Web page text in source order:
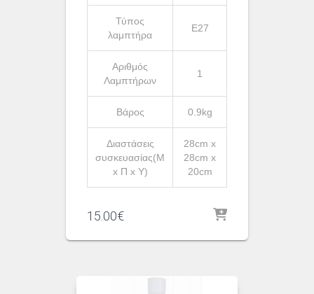
Τύπος
λαμπτήρα
Ε27
Αριθμός
Λαμπτήρων
1
Βάρος 0.9kg
Διαστάσεις
συσκευασίας(Μ
x Π x Υ)
28cm x
28cm x
20cm
15.00€